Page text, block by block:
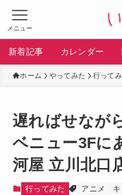
メニュー
新着記事 カレンダー
ホーム やってみた 行って
遅ればせなが
ベニュー3Fに
河屋 立川北口
行ってみた アニメ